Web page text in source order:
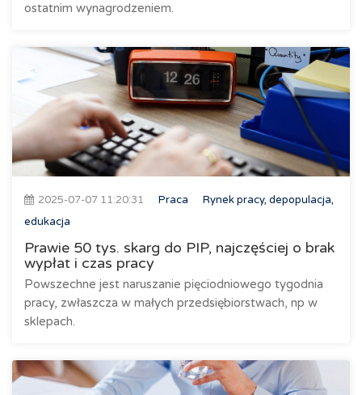
ostatnim wynagrodzeniem.
2025-07-07 11:20:31 Praca
Rynek pracy, depopulacja,
edukacja
Prawie 50 tys. skarg do PIP, najczęściej o brak
wypłat i czas pracy
Powszechne jest naruszanie pięciodniowego tygodnia
pracy, zwłaszcza w małych przedsiębiorstwach, np w
sklepach.